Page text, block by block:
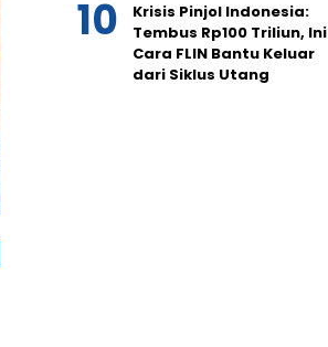
Krisis Pinjol Indonesia:
Tembus Rp100 Triliun, Ini
Cara FLIN Bantu Keluar
dari Siklus Utang